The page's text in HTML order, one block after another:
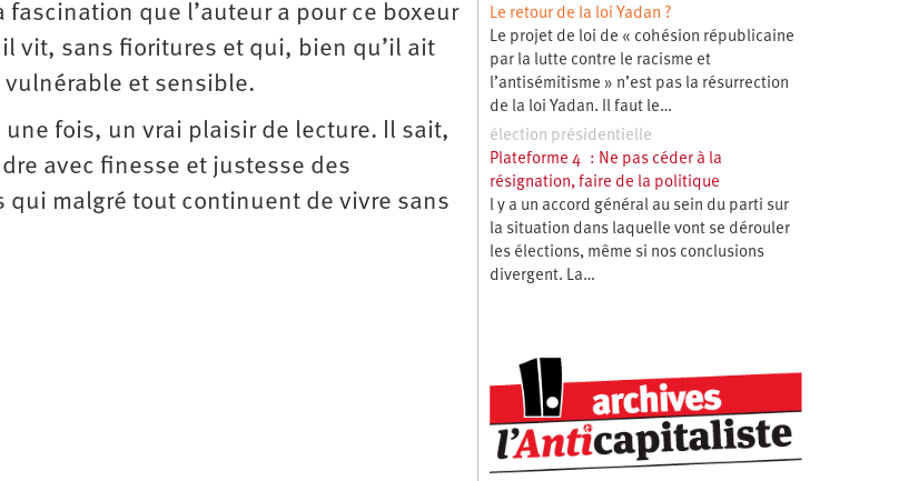
que l’auteur a pour ce boxeur
vit, sans fioritures et qui, bien qu’il ait
et sensible.
une fois, un vrai plaisir de lecture. Il sait,
avec finesse et justesse des
qui malgré tout continuent de vivre sans
Le retour de la loi Yadan ?
Le projet de loi de « cohésion républicaine
par la lutte contre le racisme et
l’antisémitisme » n’est pas la résurrection
de la loi Yadan. Il faut le…
élection présidentielle
Plateforme 4 : Ne pas céder à la
résignation, faire de la politique
l y a un accord général au sein du parti sur
la situation dans laquelle vont se dérouler
les élections, même si nos conclusions
divergent. La…